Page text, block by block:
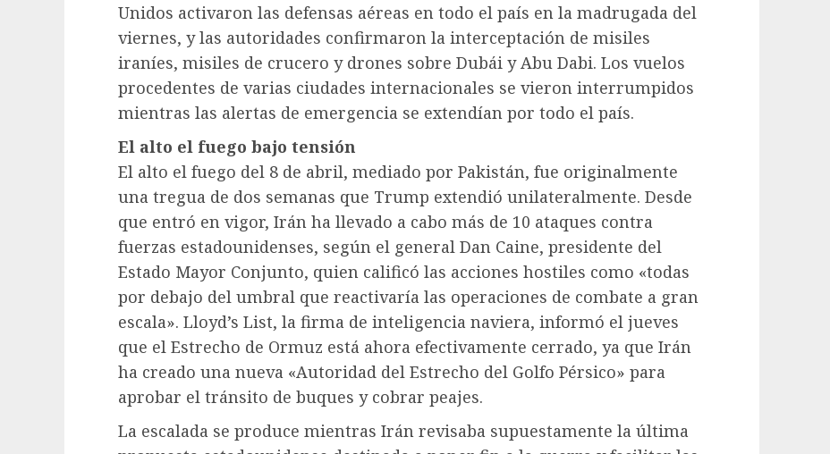
Unidos activaron las defensas aéreas en todo el país en la madrugada del
viernes, y las autoridades confirmaron la interceptación de misiles
iraníes, misiles de crucero y drones sobre Dubái y Abu Dabi. Los vuelos
procedentes de varias ciudades internacionales se vieron interrumpidos
mientras las alertas de emergencia se extendían por todo el país.
El alto el fuego bajo tensión
El alto el fuego del 8 de abril, mediado por Pakistán, fue originalmente
una tregua de dos semanas que Trump extendió unilateralmente. Desde
que entró en vigor, Irán ha llevado a cabo más de 10 ataques contra
fuerzas estadounidenses, según el general Dan Caine, presidente del
Estado Mayor Conjunto, quien calificó las acciones hostiles como «todas
por debajo del umbral que reactivaría las operaciones de combate a gran
escala». Lloyd’s List, la firma de inteligencia naviera, informó el jueves
que el Estrecho de Ormuz está ahora efectivamente cerrado, ya que Irán
ha creado una nueva «Autoridad del Estrecho del Golfo Pérsico» para
aprobar el tránsito de buques y cobrar peajes.
La escalada se produce mientras Irán revisaba supuestamente la última